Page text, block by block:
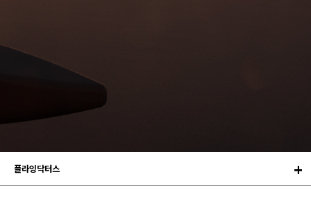
플라잉닥터스